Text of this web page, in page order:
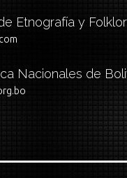
Etnografía y
Nacionales de